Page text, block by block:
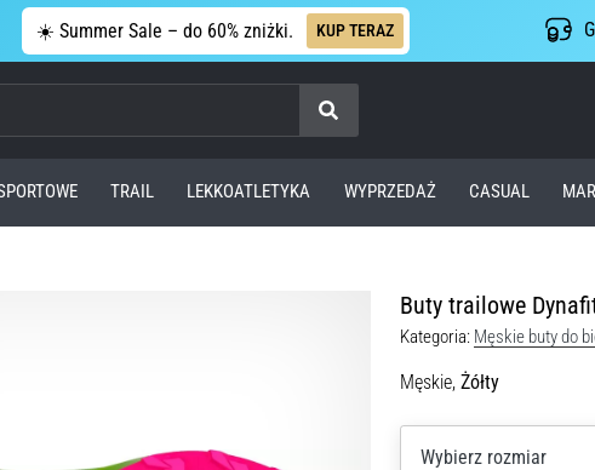
☀️ Summer Sale – do 60% zniżki. KUP TERAZ
Szukaj
TRAIL LEKKOATLETYKA WYPRZEDAŻ CASUAL
Buty trailowe
Kategoria: Męskie buty do
Męskie, Żółty
Wybierz rozmiar